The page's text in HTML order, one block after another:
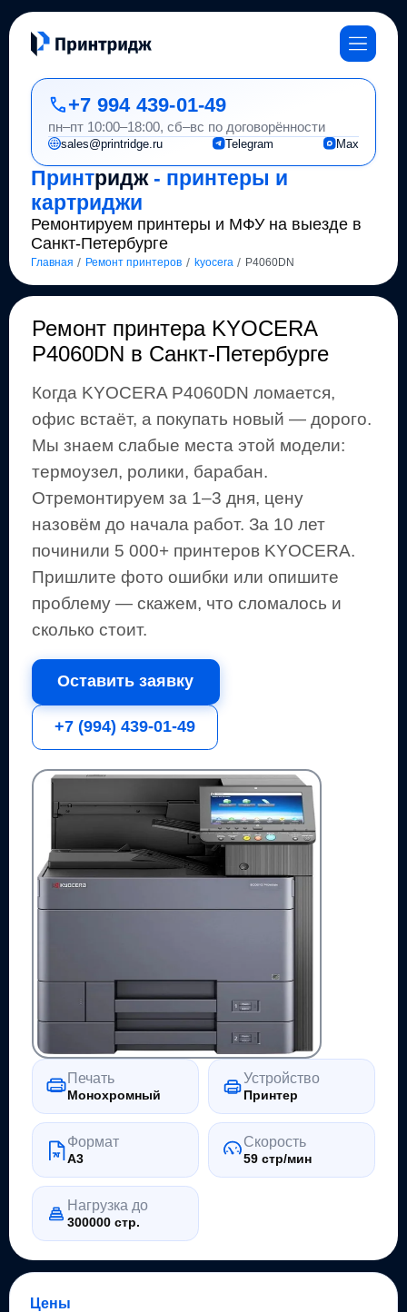
Принтридж- принтеры и
картриджи
Ремонтируем принтеры и МФУ на выезде в
Санкт-Петербурге
Главная / Ремонт принтеров / kyocera / P4060DN
+7 994 439-01-49
пн–пт 10:00–18:00, сб–вс по договорённости
sales@printridge.ru Telegram Max
Ремонт принтера KYOCERA
P4060DN в Санкт-Петербурге
Когда KYOCERA P4060DN ломается,
офис встаёт, а покупать новый — дорого.
Мы знаем слабые места этой модели:
термоузел, ролики, барабан.
Отремонтируем за 1–3 дня, цену
назовём до начала работ. За 10 лет
починили 5 000+ принтеровKYOCERA.
Пришлите фото ошибки или опишите
проблему — скажем, что сломалось и
сколько стоит.
Оставить заявку
+7 (994) 439-01-49
Печать
Монохромный
Устройство
Принтер
Формат
A3
Скорость
59 стр/мин
Нагрузка до
300000 стр.
Цены